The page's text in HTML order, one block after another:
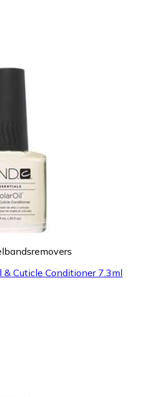
& Cuticle Conditioner 7.3ml